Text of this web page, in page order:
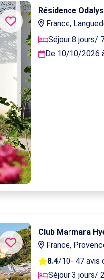
Résidence
France,
Séjour 8 jours/
De 10/10/2026
Club Marmara
France,
8.4/10- 47 avis
Séjour 3 jours/